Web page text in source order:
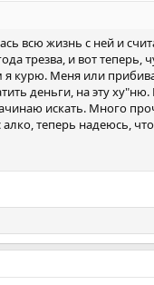
всю жизнь с ней и
трезва, и вот теперь,
курю. Меня или
деньги, на эту
искать. Много
теперь надеюсь,